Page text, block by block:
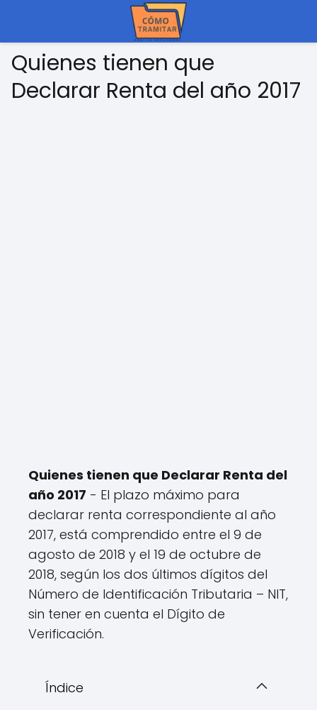
Quienes tienen que
Declarar Renta del año 2017
Quienes tienen que Declarar Renta del
año 2017 - El plazo máximo para
declarar renta correspondiente al año
2017, está comprendido entre el 9 de
agosto de 2018 y el 19 de octubre de
2018, según los dos últimos dígitos del
Número de Identificación Tributaria – NIT,
sin tener en cuenta el Dígito de
Verificación.
Índice